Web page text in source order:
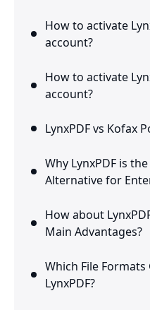
How to activate
account?
How to activate
account?
LynxPDF vs Kofax
Why LynxPDF is
Alternative for
How about
Main Advantages?
Which File
LynxPDF?